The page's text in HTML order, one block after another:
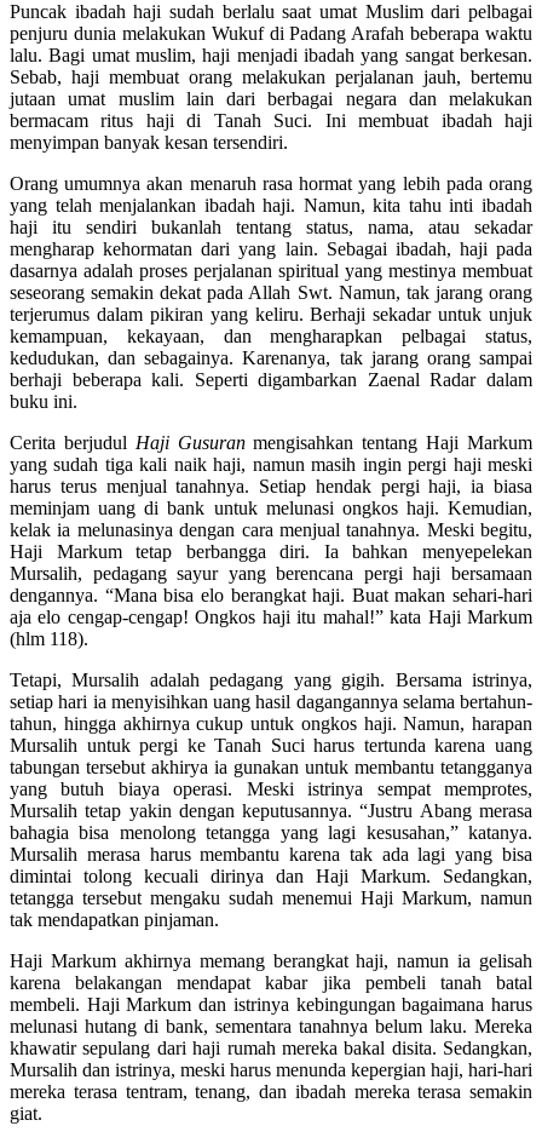
Puncak ibadah haji sudah berlalu saat umat Muslim dari pelbagai
penjuru dunia melakukan Wukuf di Padang Arafah beberapa waktu
lalu. Bagi umat muslim, haji menjadi ibadah yang sangat berkesan.
Sebab, haji membuat orang melakukan perjalanan jauh, bertemu
jutaan umat muslim lain dari berbagai negara dan melakukan
bermacam ritus haji di Tanah Suci. Ini membuat ibadah haji
menyimpan banyak kesan tersendiri.
Orang umumnya akan menaruh rasa hormat yang lebih pada orang
yang telah menjalankan ibadah haji. Namun, kita tahu inti ibadah
haji itu sendiri bukanlah tentang status, nama, atau sekadar
mengharap kehormatan dari yang lain. Sebagai ibadah, haji pada
dasarnya adalah proses perjalanan spiritual yang mestinya membuat
seseorang semakin dekat pada Allah Swt. Namun, tak jarang orang
terjerumus dalam pikiran yang keliru. Berhaji sekadar untuk unjuk
kemampuan, kekayaan, dan mengharapkan pelbagai status,
kedudukan, dan sebagainya. Karenanya, tak jarang orang sampai
berhaji beberapa kali. Seperti digambarkan Zaenal Radar dalam
buku ini.
Cerita berjudul Haji Gusuranmengisahkan tentang Haji Markum
yang sudah tiga kali naik haji, namun masih ingin pergi haji meski
harus terus menjual tanahnya. Setiap hendak pergi haji, ia biasa
meminjam uang di bank untuk melunasi ongkos haji. Kemudian,
kelak ia melunasinya dengan cara menjual tanahnya. Meski begitu,
Haji Markum tetap berbangga diri. Ia bahkan menyepelekan
Mursalih, pedagang sayur yang berencana pergi haji bersamaan
dengannya. “Mana bisa elo berangkat haji. Buat makan sehari-hari
aja elo cengap-cengap! Ongkos haji itu mahal!” kata Haji Markum
(hlm 118).
Tetapi, Mursalih adalah pedagang yang gigih. Bersama istrinya,
setiap hari ia menyisihkan uang hasil dagangannya selama bertahun-
tahun, hingga akhirnya cukup untuk ongkos haji. Namun, harapan
Mursalih untuk pergi ke Tanah Suci harus tertunda karena uang
tabungan tersebut akhirya ia gunakan untuk membantu tetangganya
yang butuh biaya operasi. Meski istrinya sempat memprotes,
Mursalih tetap yakin dengan keputusannya. “Justru Abang merasa
bahagia bisa menolong tetangga yang lagi kesusahan,” katanya.
Mursalih merasa harus membantu karena tak ada lagi yang bisa
dimintai tolong kecuali dirinya dan Haji Markum. Sedangkan,
tetangga tersebut mengaku sudah menemui Haji Markum, namun
tak mendapatkan pinjaman.
Haji Markum akhirnya memang berangkat haji, namun ia gelisah
karena belakangan mendapat kabar jika pembeli tanah batal
membeli. Haji Markum dan istrinya kebingungan bagaimana harus
melunasi hutang di bank, sementara tanahnya belum laku. Mereka
khawatir sepulang dari haji rumah mereka bakal disita. Sedangkan,
Mursalih dan istrinya, meski harus menunda kepergian haji, hari-hari
mereka terasa tentram, tenang, dan ibadah mereka terasa semakin
giat.